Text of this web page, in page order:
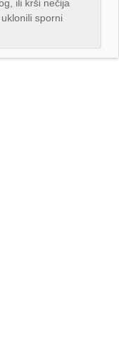
ili krši nečija
sporni